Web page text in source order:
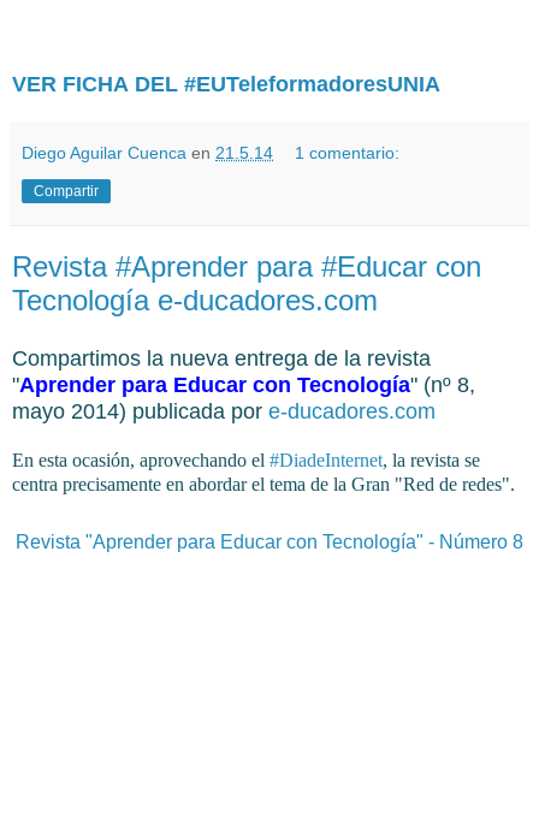
VER FICHA DEL #EUTeleformadoresUNIA
Diego Aguilar Cuenca en 21.5.14 1 comentario:
Compartir
Revista #Aprender para #Educar con
Tecnología e-ducadores.com
Compartimos la nueva entrega de la revista
"Aprender para Educar con Tecnología" (nº 8,
mayo 2014) publicada por e-ducadores.com
En esta ocasión, aprovechando el #DiadeInternet, la revista se
centra precisamente en abordar el tema de la Gran "Red de redes".
Revista "Aprender para Educar con Tecnología" - Número 8